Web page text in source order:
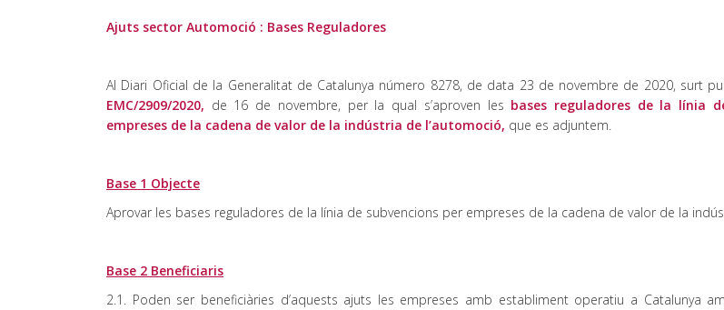
Ajuts sector Automoció : Bases Reguladores
Al Diari Oficial de la Generalitat de Catalunya número 8278, de data 23 de novembre de 2020, surt
EMC/2909/2020, de 16 de novembre, per la qual s’aproven les bases reguladores de la línia
empreses de la cadena de valor de la indústria de l’automoció, que es adjuntem.
Base 1 Objecte
Aprovar les bases reguladores de la línia de subvencions per empreses de la cadena de valor de la
Base 2 Beneficiaris
2.1. Poden ser beneficiàries d’aquests ajuts les empreses amb establiment operatiu a Catalunya